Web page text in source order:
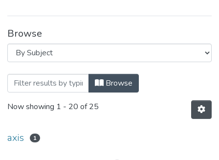
Browse
Browsing Вісник СНУ ім. В.Даля № 1
Browse
Now showing 1 - 20 of 25
axis 1